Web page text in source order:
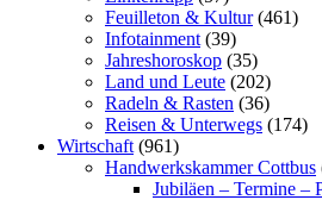
Feuilleton & Kultur(461)
Infotainment (39)
Jahreshoroskop (35)
Land und Leute (202)
Radeln & Rasten (36)
Reisen & Unterwegs (174)
Wirtschaft (961)
Handwerkskammer Cottbus
Jubiläen – Termine –